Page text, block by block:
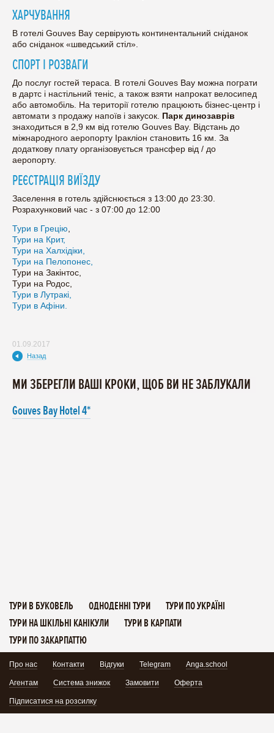
ХАРЧУВАННЯ
В готелі Gouves Bay сервірують континентальний сніданок
або сніданок «шведський стіл».
СПОРТ І РОЗВАГИ
До послуг гостей тераса. В готелі Gouves Bay можна пограти
в дартс і настільний теніс, а також взяти напрокат велосипед
або автомобіль. На території готелю працюють бізнес-центр і
автомати з продажу напоїв і закусок. Парк динозаврів
знаходиться в 2,9 км від готелю Gouves Bay. Відстань до
міжнародного аеропорту Іракліон становить 16 км. За
додаткову плату організовується трансфер від / до
аеропорту.
РЕЄСТРАЦІЯ ВИЇЗДУ
Заселення в готель здійснюється з 13:00 до 23:30.
Розрахунковий час - з 07:00 до 12:00
Тури в Грецію
Тури на Крит,
Тури на Халхідіки,
Тури на Пелопонес,
Тури на Закінтос,
Тури на Родос,
Тури в Лутракі,
Тури в Афіни.
01.09.2017
Назад
МИ ЗБЕРЕГЛИ ВАШІ КРОКИ, ЩОБ ВИ НЕ ЗАБЛУКАЛИ
Gouves Bay Hotel 4*
ТУРИ В БУКОВЕЛЬ ОДНОДЕННІ ТУРИ
ТУРИ ПО УКРАЇНІ
ТУРИ НА ШКІЛЬНІ КАНІКУЛИ
ТУРИ В КАРПАТИ
ТУРИ ПО ЗАКАРПАТТЮ
Про нас Контакти Відгуки Telegram Anga.school
Агентам Система знижок Замовити Оферта
Підписатися на розсилку